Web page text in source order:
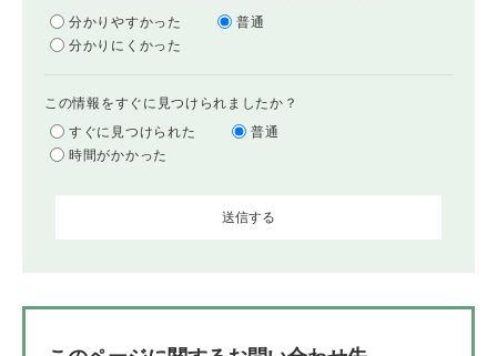
分かりやすかった
普通
分かりにくかった
この情報をすぐに見つけられましたか？
すぐに見つけられた
普通
時間がかかった